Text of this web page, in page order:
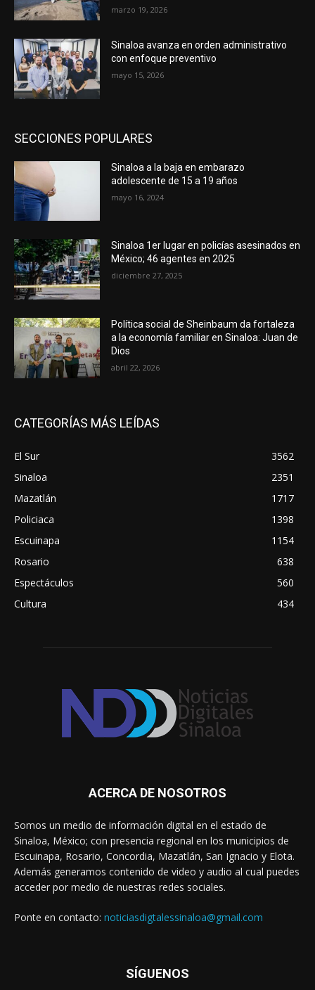
marzo 19, 2026
Sinaloa avanza en orden administrativo
con enfoque preventivo
mayo 15, 2026
SECCIONES POPULARES
Sinaloa a la baja en embarazo
adolescente de 15 a 19 años
mayo 16, 2024
Sinaloa 1er lugar en policías asesinados en
México; 46 agentes en 2025
diciembre 27, 2025
Política social de Sheinbaum da fortaleza
a la economía familiar en Sinaloa: Juan de
Dios
abril 22, 2026
CATEGORÍAS MÁS LEÍDAS
El Sur
3562
Sinaloa
2351
Mazatlán
1717
Policiaca
1398
Escuinapa
1154
Rosario
638
Espectáculos
560
Cultura
434
ACERCA DE NOSOTROS
Somos un medio de información digital en el estado de
Sinaloa, México; con presencia regional en los municipios de
Escuinapa, Rosario, Concordia, Mazatlán, San Ignacio y Elota.
Además generamos contenido de video y audio al cual puedes
acceder por medio de nuestras redes sociales.
Ponte en contacto: noticiasdigtalessinaloa@gmail.com
SÍGUENOS